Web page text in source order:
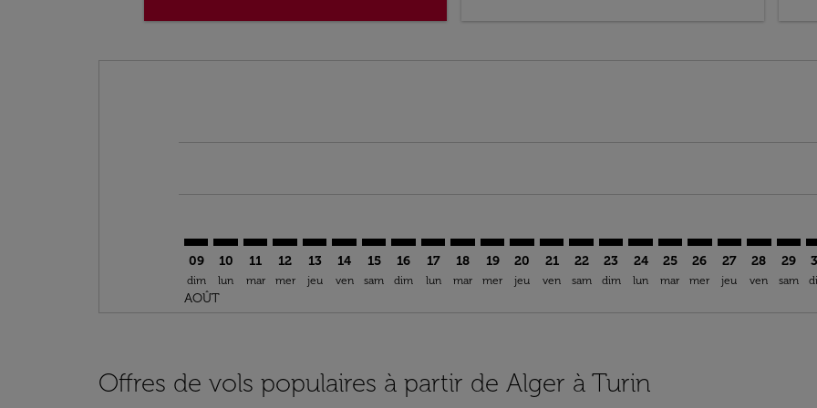
09
dim
AOÛT
10
lun
11
mar
12
mer
13
jeu
14
ven
15
sam
16
dim
17
lun
18
mar
ALG–TRN: cmp-view-offers-disclaimer. Trouver
19
mer
ALG–TRN: cmp-view-offers-disclaimer.
20
jeu
ALG–TRN: cmp-view-offers-disclaimer.
21
ven
ALG–TRN: cmp-view-offers-
22
sam
ALG–TRN: cmp-view-offers-
23
dim
ALG–TRN: cmp-view-
24
lun
ALG–TRN: cmp-view-
25
mar
ALG–TRN: cmp-
26
mer
ALG–TRN:
27
jeu
28
ven
29
sam
Offres de vols populaires à partir de Alger à Turin